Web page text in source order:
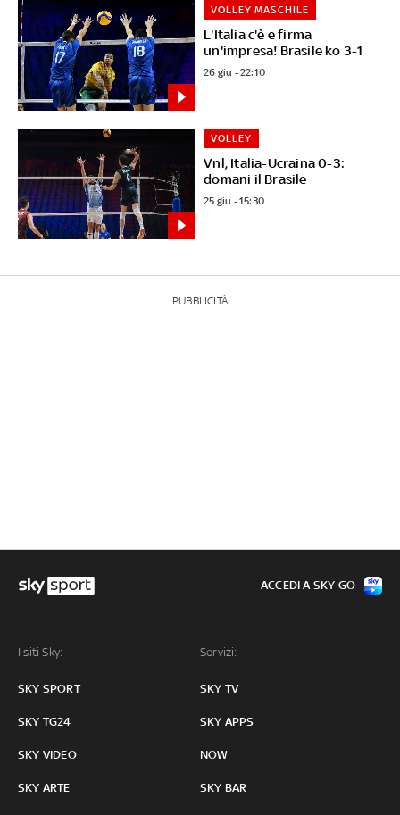
L'Italia c'è e firma
un'impresa! Brasile ko 3-1
VOLLEY MASCHILE
26 giu - 22:10
Vnl, Italia-Ucraina 0-3:
domani il Brasile
VOLLEY
25 giu - 15:30
PUBBLICITÀ
I siti Sky:
SKY SPORT
SKY TG24
SKY VIDEO
SKY ARTE
Servizi:
SKY TV
SKY APPS
NOW
SKY BAR
ACCEDI A SKY GO